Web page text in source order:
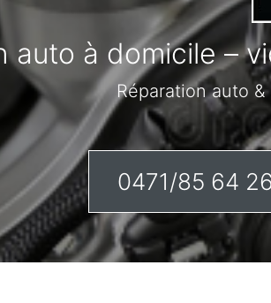
auto à domicile –
Réparation auto
0471/85 64 26